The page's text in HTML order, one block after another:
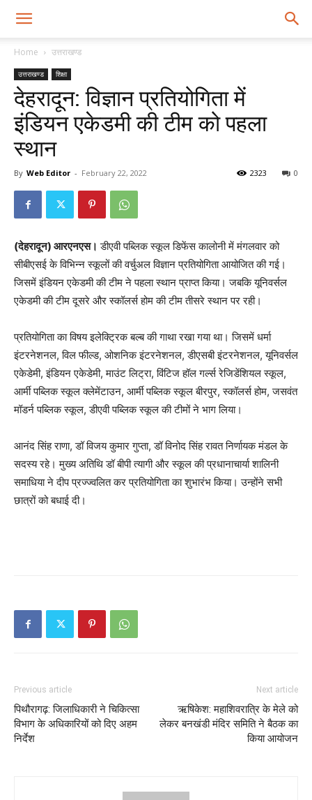
Home उत्तराखण्ड
उत्तराखण्ड शिक्षा
देहरादून: विज्ञान प्रतियोगिता में
इंडियन एकेडमी की टीम को पहला
स्थान
By Web Editor - February 22, 2022 0
2323
(देहरादून) आरएनएस। डीएवी पब्लिक स्कूल डिफेंस कालोनी में मंगलवार को
सीबीएसई के विभिन्न स्कूलों की वर्चुअल विज्ञान प्रतियोगिता आयोजित की गई।
जिसमें इंडियन एकेडमी की टीम ने पहला स्थान प्राप्त किया। जबकि यूनिवर्सल
एकेडमी की टीम दूसरे और स्कॉलर्स होम की टीम तीसरे स्थान पर रही।
प्रतियोगिता का विषय इलेक्ट्रिक बल्ब की गाथा रखा गया था। जिसमें धर्मा
इंटरनेशनल, विल फील्ड, ओशनिक इंटरनेशनल, डीएसबी इंटरनेशनल, यूनिवर्सल
एकेडेमी, इंडियन एकेडेमी, माउंट लिट्रा, विंटिज हॉल गर्ल्स रेजिडेंशियल स्कूल,
आर्मी पब्लिक स्कूल क्लेमेंटाउन, आर्मी पब्लिक स्कूल बीरपुर, स्कॉलर्स होम, जसवंत
मॉडर्न पब्लिक स्कूल, डीएवी पब्लिक स्कूल की टीमों ने भाग लिया।
आनंद सिंह राणा, डॉ विजय कुमार गुप्ता, डॉ विनोद सिंह रावत निर्णायक मंडल के
सदस्य रहे। मुख्य अतिथि डॉ बीपी त्यागी और स्कूल की प्रधानाचार्या शालिनी
समाधिया ने दीप प्रज्ज्वलित कर प्रतियोगिता का शुभारंभ किया। उन्होंने सभी
छात्रों को बधाई दी।
Previous article
पिथौरागढ़: जिलाधिकारी ने चिकित्सा
विभाग के अधिकारियों को दिए अहम
निर्देश
Next article
ऋषिकेश: महाशिवरात्रि के मेले को
लेकर बनखंडी मंदिर समिति ने बैठक का
किया आयोजन